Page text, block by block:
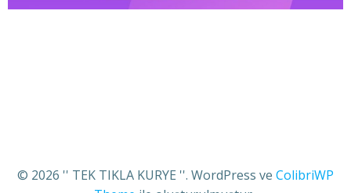
© 2026 '' TEK TIKLA KURYE ''. WordPress ve ColibriWP